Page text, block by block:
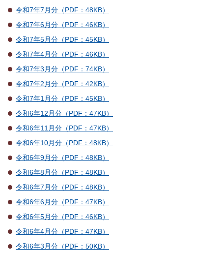
令和7年7月分（PDF：48KB）
令和7年6月分（PDF：46KB）
令和7年5月分（PDF：45KB）
令和7年4月分（PDF：46KB）
令和7年3月分（PDF：74KB）
令和7年2月分（PDF：42KB）
令和7年1月分（PDF：45KB）
令和6年12月分（PDF：47KB）
令和6年11月分（PDF：47KB）
令和6年10月分（PDF：48KB）
令和6年9月分（PDF：48KB）
令和6年8月分（PDF：48KB）
令和6年7月分（PDF：48KB）
令和6年6月分（PDF：47KB）
令和6年5月分（PDF：46KB）
令和6年4月分（PDF：47KB）
令和6年3月分（PDF：50KB）